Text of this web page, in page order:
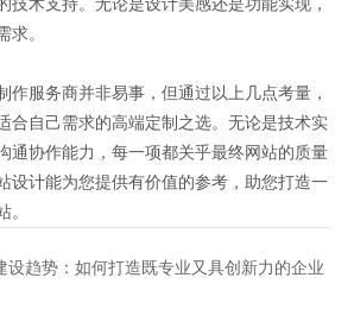
技术支持。无论是设计美感还是功能实现，
求。
作服务商并非易事，但通过以上几点考量，
合自己需求的高端定制之选。无论是技术实
通协作能力，每一项都关乎最终网站的质量
设计能为您提供有价值的参考，助您打造一
。
设趋势：如何打造既专业又具创新力的企业